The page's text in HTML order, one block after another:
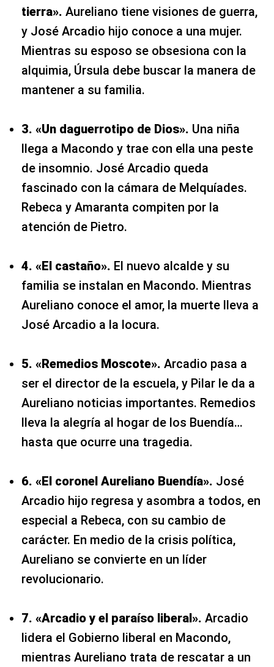
tierra». Aureliano tiene visiones de guerra,
y José Arcadio hijo conoce a una mujer.
Mientras su esposo se obsesiona con la
alquimia, Úrsula debe buscar la manera de
mantener a su familia.
3. «Un daguerrotipo de Dios». Una niña
llega a Macondo y trae con ella una peste
de insomnio. José Arcadio queda
fascinado con la cámara de Melquíades.
Rebeca y Amaranta compiten por la
atención de Pietro.
4. «El castaño». El nuevo alcalde y su
familia se instalan en Macondo. Mientras
Aureliano conoce el amor, la muerte lleva a
José Arcadio a la locura.
5. «Remedios Moscote». Arcadio pasa a
ser el director de la escuela, y Pilar le da a
Aureliano noticias importantes. Remedios
lleva la alegría al hogar de los Buendía…
hasta que ocurre una tragedia.
6. «El coronel Aureliano Buendía». José
Arcadio hijo regresa y asombra a todos, en
especial a Rebeca, con su cambio de
carácter. En medio de la crisis política,
Aureliano se convierte en un líder
revolucionario.
7. «Arcadio y el paraíso liberal». Arcadio
lidera el Gobierno liberal en Macondo,
mientras Aureliano trata de rescatar a un